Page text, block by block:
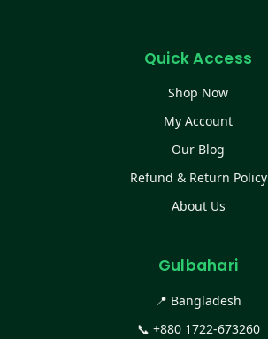
Quick Access
Shop Now
My Account
Our Blog
Refund & Return Policy
About Us
Gulbahari
📍 Bangladesh
📞 +880 1722-673260